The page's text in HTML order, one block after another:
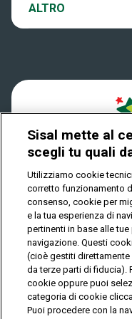
Play Your Date
Dove si gioca
Quanto si vince
Come riscuotere
ALTRO
Notifiche
Privacy
IL GIOCO È
© Copyright Sisal
Privacy
Sisal mette al
scegli tu quali
Utilizziamo cookie
corretto funzionamento
consenso, cookie per
e la tua esperienza di
pertinenti in base alle
navigazione. Questi
(cioè gestiti
da terze parti di fiducia).
cookie oppure puoi
categoria di cookie
Puoi procedere con la